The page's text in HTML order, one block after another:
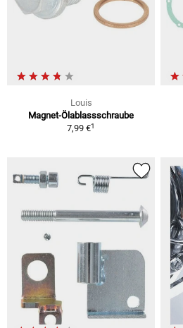
Louis
Magnet-Ölablassschraube
7,99 €1